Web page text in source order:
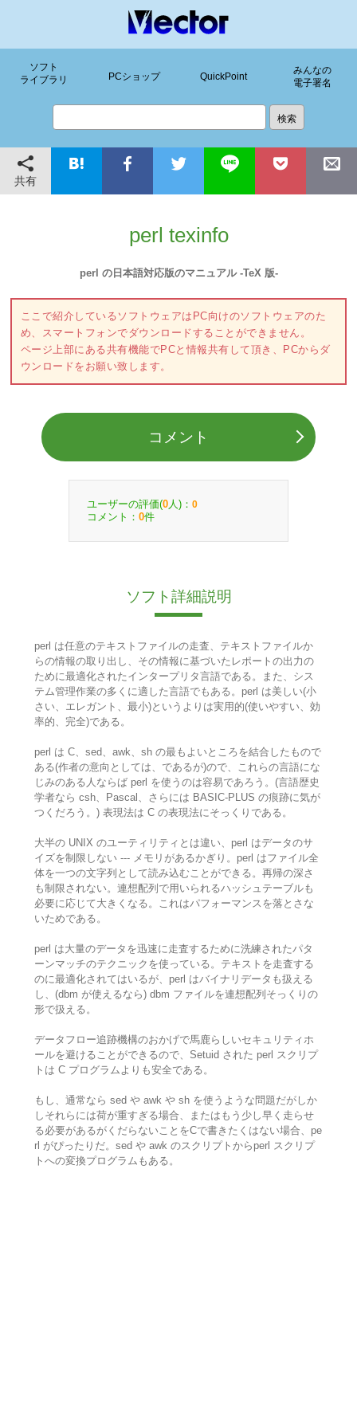
ソフト
ライブラリ
PCショップ QuickPoint
みんなの
電子署名
共有
perl texinfo
perl の日本語対応版のマニュアル -TeX 版-
ここで紹介しているソフトウェアはPC向けのソフトウェアのた
め、スマートフォンでダウンロードすることができません。
ページ上部にある共有機能でPCと情報共有して頂き、PCからダ
ウンロードをお願い致します。
コメント
ユーザーの評価(0 人)： 0
コメント： 0件
ソフト詳細説明
perl は任意のテキストファイルの走査、テキストファイルか
らの情報の取り出し、その情報に基づいたレポートの出力の
ために最適化されたインタープリタ言語である。また、シス
テム管理作業の多くに適した言語でもある。perl は美しい(小
さい、エレガント、最小)というよりは実用的(使いやすい、効
率的、完全)である。
perl は C、sed、awk、sh の最もよいところを結合したもので
ある(作者の意向としては、であるが)ので、これらの言語にな
じみのある人ならば perl を使うのは容易であろう。(言語歴史
学者なら csh、Pascal、さらには BASIC-PLUS の痕跡に気が
つくだろう。) 表現法は C の表現法にそっくりである。
大半の UNIX のユーティリティとは違い、perl はデータのサ
イズを制限しない --- メモリがあるかぎり。perl はファイル全
体を一つの文字列として読み込むことができる。再帰の深さ
も制限されない。連想配列で用いられるハッシュテーブルも
必要に応じて大きくなる。これはパフォーマンスを落とさな
いためである。
perl は大量のデータを迅速に走査するために洗練されたパタ
ーンマッチのテクニックを使っている。テキストを走査する
のに最適化されてはいるが、perl はバイナリデータも扱える
し、(dbm が使えるなら) dbm ファイルを連想配列そっくりの
形で扱える。
データフロー追跡機構のおかげで馬鹿らしいセキュリティホ
ールを避けることができるので、Setuid された perl スクリプ
トは C プログラムよりも安全である。
もし、通常なら sed や awk や sh を使うような問題だがしか
しそれらには荷が重すぎる場合、またはもう少し早く走らせ
る必要があるがくだらないことをCで書きたくはない場合、pe
rl がぴったりだ。sed や awk のスクリプトからperl スクリプ
トへの変換プログラムもある。